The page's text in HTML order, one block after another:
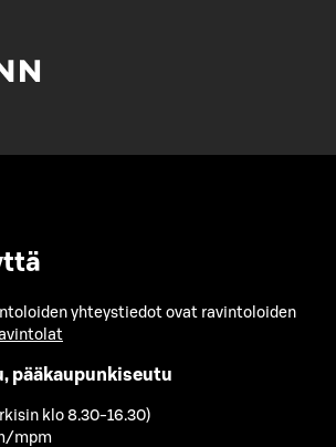
yhteystiedot ovat ravintoloiden
pääkaupunkiseutu
klo 8.30-16.30)
mpm